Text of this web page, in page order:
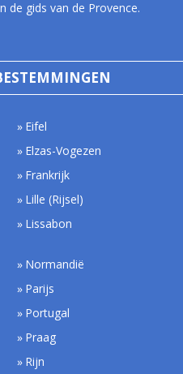
de gids van de Provence.
Eifel
Elzas-Vogezen
Frankrijk
Lille (Rijsel)
Lissabon
Normandië
Parijs
Portugal
Praag
Rijn